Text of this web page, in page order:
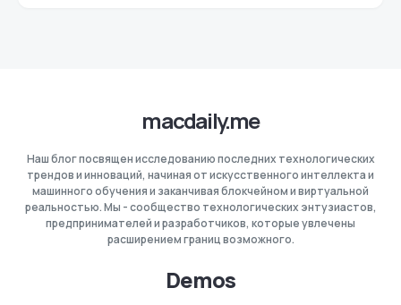
macdaily.me
Наш блог посвящен исследованию последних технологических
трендов и инноваций, начиная от искусственного интеллекта и
машинного обучения и заканчивая блокчейном и виртуальной
реальностью. Мы - сообщество технологических энтузиастов,
предпринимателей и разработчиков, которые увлечены
расширением границ возможного.
Demos